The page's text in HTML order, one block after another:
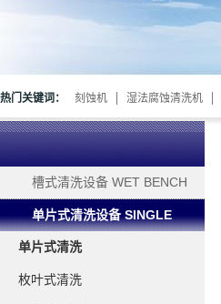
热门关键词： 刻蚀机 湿法腐蚀清洗机
槽式清洗设备 WET BENCH
单片式清洗设备 SINGLE
WAFER PROCESSING
单片式清洗
枚叶式清洗